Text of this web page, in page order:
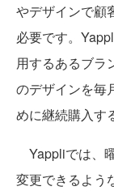
やデザインで顧
必要です。
用するあるブラ
のデザインを毎
めに継続購入す
Yappliでは、
変更できるよう